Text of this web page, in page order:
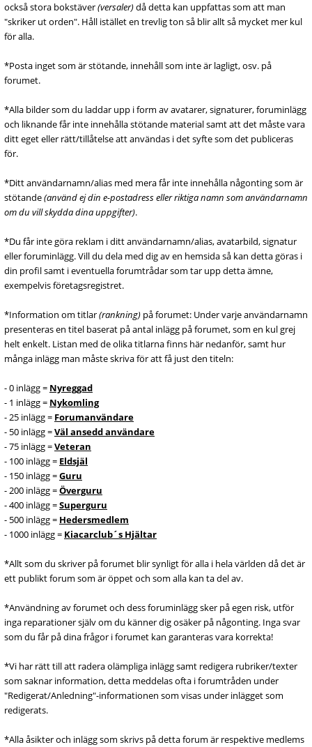
också stora bokstäver(versaler)då detta kan uppfattas som att man
"skriker ut orden". Håll istället en trevlig ton så blir allt så mycket mer kul
för alla.
*Posta inget som är stötande, innehåll som inte är lagligt, osv. på
forumet.
*Alla bilder som du laddar upp i form av avatarer, signaturer, foruminlägg
och liknande får inte innehålla stötande material samt att det måste vara
ditt eget eller rätt/tillåtelse att användas i det syfte som det publiceras
för.
*Ditt användarnamn/alias med mera får inte innehålla någonting som är
stötande(använd ej din e-postadress eller riktiga namn som användarnamn
om du vill skydda dina uppgifter).
*Du får inte göra reklam i ditt användarnamn/alias, avatarbild, signatur
eller foruminlägg. Vill du dela med dig av en hemsida så kan detta göras i
din profil samt i eventuella forumtrådar som tar upp detta ämne,
exempelvis företagsregistret.
*Information om titlar(rankning) på forumet: Under varje användarnamn
presenteras en titel baserat på antal inlägg på forumet, som en kul grej
helt enkelt. Listan med de olika titlarna finns här nedanför, samt hur
många inlägg man måste skriva för att få just den titeln:
- 0 inlägg = Nyreggad
- 1 inlägg = Nykomling
- 25 inlägg = Forumanvändare
- 50 inlägg =Väl ansedd användare
- 75 inlägg =Veteran
- 100 inlägg = Eldsjäl
- 150 inlägg =Guru
- 200 inlägg =Överguru
- 400 inlägg =Superguru
- 500 inlägg = Hedersmedlem
- 1000 inlägg = Kiacarclub´s Hjältar
*Allt som du skriver på forumet blir synligt för alla i hela världen då det är
ett publikt forum som är öppet och som alla kan ta del av.
*Användning av forumet och dess foruminlägg sker på egen risk, utför
inga reparationer själv om du känner dig osäker på någonting. Inga svar
som du får på dina frågor i forumet kan garanteras vara korrekta!
*Vi har rätt till att radera olämpliga inlägg samt redigera rubriker/texter
som saknar information, detta meddelas ofta i forumtråden under
"Redigerat/Anledning"-informationen som visas under inlägget som
redigerats.
*Alla åsikter och inlägg som skrivs på detta forum är respektive medlems